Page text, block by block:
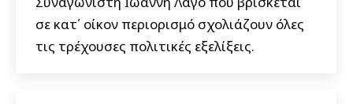
σε κατ΄ οίκον περιορισμό σχολιάζουν όλες
τις τρέχουσες πολιτικές εξελίξεις.